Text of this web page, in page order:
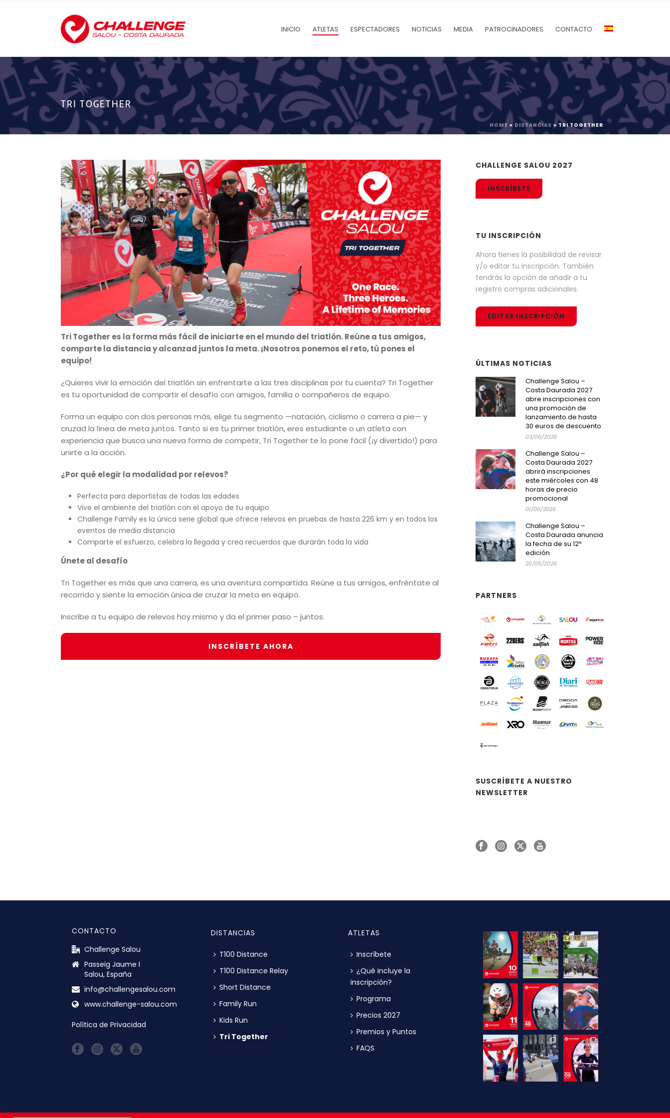
INICIO ATLETAS ESPECTADORES NOTICIAS MEDIA PATROCINADORES CONTACTO
TRI TOGETHER
HOME » DISTANCIAS »TRI TOGETHER
Tri Together es la forma más fácil de iniciarte en el mundo del triatlón. Reúne a tus amigos,
comparte la distancia y alcanzad juntos la meta. ¡Nosotros ponemos el reto, tú pones el
equipo!
¿Quieres vivir la emoción del triatlón sin enfrentarte a las tres disciplinas por tu cuenta? Tri Together
es tu oportunidad de compartir el desafío con amigos, familia o compañeros de equipo.
Forma un equipo con dos personas más, elige tu segmento —natación, ciclismo o carrera a pie— y
cruzad la línea de meta juntos. Tanto si es tu primer triatlón, eres estudiante o un atleta con
experiencia que busca una nueva forma de competir, Tri Together te lo pone fácil (¡y divertido!) para
unirte a la acción.
¿Por qué elegir la modalidad por relevos?
Perfecta para deportistas de todas las edades
Vive el ambiente del triatlón con el apoyo de tu equipo
Challenge Family es la única serie global que ofrece relevos en pruebas de hasta 226 km y en todos los
eventos de media distancia
Comparte el esfuerzo, celebra la llegada y crea recuerdos que durarán toda la vida
Únete al desafío
Tri Together es más que una carrera, es una aventura compartida. Reúne a tus amigos, enfréntate al
recorrido y siente la emoción única de cruzar la meta en equipo.
Inscribe a tu equipo de relevos hoy mismo y da el primer paso – juntos.
INSCRÍBETE AHORA
CHALLENGE SALOU 2027
INSCRÍBETE
TU INSCRIPCIÓN
Ahora tienes la posibilidad de revisar
y/o editar tu inscripción. También
tendrás la opción de añadir a tu
registro compras adicionales.
EDITAR INSCRIPCIÓN
ÚLTIMAS NOTICIAS
Challenge Salou –
Costa Daurada 2027
abre inscripciones con
una promoción de
lanzamiento de hasta
30 euros de descuento
03/06/2026
Challenge Salou –
Costa Daurada 2027
abrirá inscripciones
este miércoles con 48
horas de precio
promocional
01/06/2026
Challenge Salou –
Costa Daurada anuncia
la fecha de su 12ª
edición
20/05/2026
PARTNERS
SUSCRÍBETE A NUESTRO
NEWSLETTER
CONTACTO
Challenge Salou
Passeig Jaume I
Salou, España
info@challengesalou.com
www.challenge-salou.com
Política de Privacidad
DISTANCIAS
T100 Distance
T100 Distance Relay
Short Distance
Family Run
Kids Run
Tri Together
ATLETAS
Inscríbete
¿Qué incluye la
inscripción?
Programa
Precios 2027
Premios y Puntos
FAQS